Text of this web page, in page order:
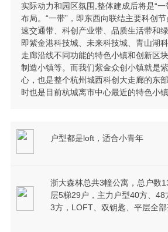
实际动力和园区氛围,整体建成后将是“一
布局。“一带”，即东西向联结主要科创
速交通带、科创产业带、品质生活带和绿
即紫金港科技城、未来科技城、青山湖
走廊沿线不同功能的特色小镇和创新区
制造小镇等。而我们紫金众创小镇就是
心，也是整个杭州城西科创大走廊的东
时也是目前杭城离市中心最近的特色小镇
户型都是loft，适合小青年
浙大森林总共3幢公寓，总户数
层5梯29户，主力户型40方、
3方，LOFT、双钥匙、平层全部